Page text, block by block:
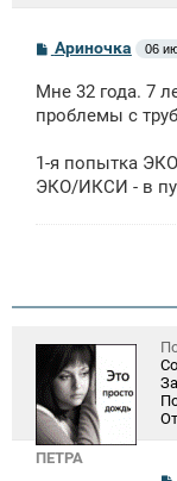
С
б
щ
е
и
е
Ариночка 06
Мне 32 года. 7
проблемы с
1-я попытка
ЭКО/ИКСИ - в
ПЕТРА